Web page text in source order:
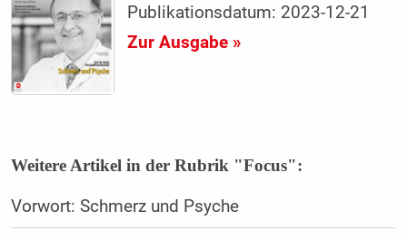
Publikationsdatum: 2023-12-21
Zur Ausgabe »
Weitere Artikel in der Rubrik "Focus":
Vorwort: Schmerz und Psyche